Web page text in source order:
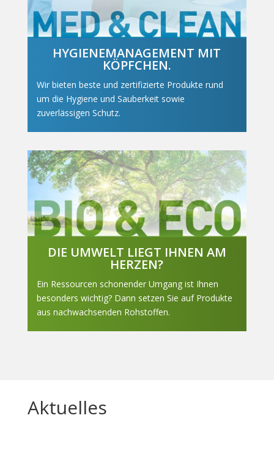
HYGIENEMANAGEMENT MIT
KÖPFCHEN.
Wir bieten beste und zertifizierte Produkte rund
um die Hygiene und Sauberkeit sowie
zuverlässigen Schutz.
DIE UMWELT LIEGT IHNEN AM
HERZEN?
Ein Ressourcen schonender Umgang ist Ihnen
besonders wichtig? Dann setzen Sie auf Produkte
aus nachwachsenden Rohstoffen.
Aktuelles